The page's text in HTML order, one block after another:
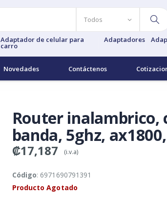
Adaptador de celular para
carro
Adaptadores
Novedades Contáctenos
Router inalambrico,
banda, 5ghz,
₡17,187 (i.v.a)
Código: 6971690791391
Producto Agotado